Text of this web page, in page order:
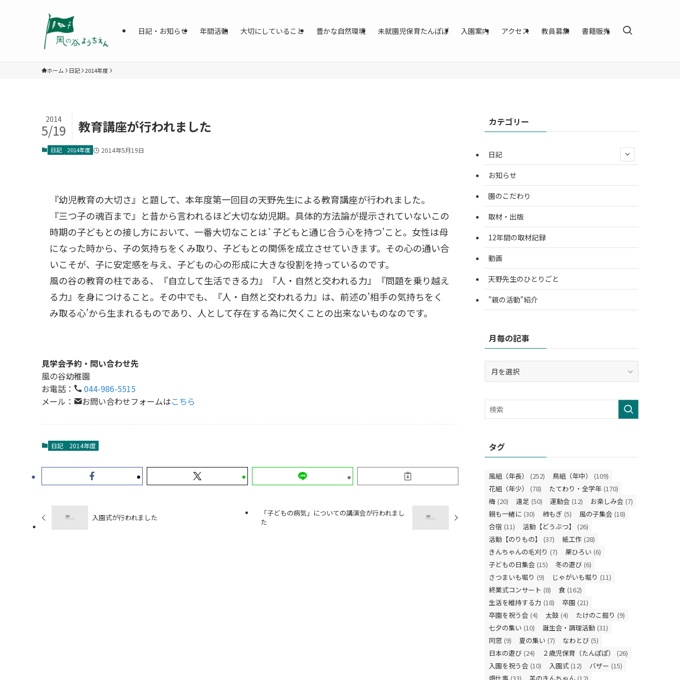
日記・お知らせ 年間活動 大切にしていること 豊かな自然環境 未就園児保育たんぽぽ 入園案内 アクセス 教員募集 書籍販売
ホーム 日記 2014年度
教育講座が行われました
2014
5/19
日記 2014年度 2014年5月19日
『幼児教育の大切さ』と題して、本年度第一回目の天野先生による教育講座が行われました。
『三つ子の魂百まで』と昔から言われるほど大切な幼児期。具体的方法論が提示されていないこの
時期の子どもとの接し方において、一番大切なことは`子どもと通じ合う心を持つ’こと。女性は母
になった時から、子の気持ちをくみ取り、子どもとの関係を成立させていきます。その心の通い合
いこそが、子に安定感を与え、子どもの心の形成に大きな役割を持っているのです。
風の谷の教育の柱である、『自立して生活できる力』『人・自然と交われる力』『問題を乗り越え
る力』を身につけること。その中でも、『人・自然と交われる力』は、前述の’相手の気持ちをく
み取る心’から生まれるものであり、人として存在する為に欠くことの出来ないものなのです。
見学会予約・問い合わせ先
風の谷幼稚園
お電話：
044-986-5515
メール：
お問い合わせフォームはこちら
日記 2014年度
入園式が行われました
「子どもの病気」についての講演会が行われまし
た
カテゴリー
日記
お知らせ
園のこだわり
取材・出版
12年間の取材記録
動画
天野先生のひとりごと
”親の活動”紹介
月毎の記事
記
事
タグ
風組（年長） (252) 鳥組（年中）
(109)
花組（年少）
(78) たてわり・全学年 (170)
梅 (20) 遠足 (50) 運動会 (12) お楽しみ会 (7)
親も一緒に (30) 柿もぎ (5) 風の子集会 (18)
合宿 (11) 活動【どうぶつ】
(26)
活動【のりもの】
(37) 紙工作 (28)
きんちゃんの毛刈り (7) 栗ひろい (6)
子どもの日集会 (15) 冬の遊び (6)
さつまいも堀り (9) じゃがいも堀り (11)
終業式コンサート (8) 食 (162)
生活を維持する力 (18) 卒園 (21)
卒園を祝う会 (4) 太鼓 (4) たけのこ掘り (9)
七夕の集い (10) 誕生会・調理活動 (31)
同窓 (9) 夏の集い (7) なわとび (5)
日本の遊び (24) ２歳児保育（たんぽぽ）
(26)
入園を祝う会 (10) 入園式 (12) バザー (15)